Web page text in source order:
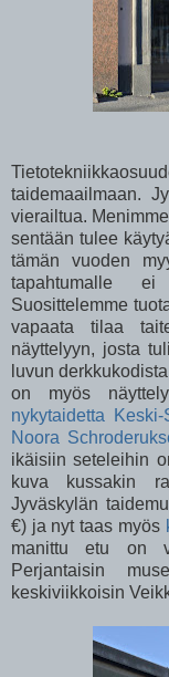
taidemaailmaan.
vierailtua.
sentään tulee
tämän vuoden
tapahtumalle
Suosittelemme
vapaata tilaa
näyttelyyn, josta
luvun
on myös
nykytaidetta
Noora
ikäisiin seteleihin
kuva kussakin
Jyväskylän
€) ja nyt taas myös
manittu etu on
Perjantaisin
keskiviikkoisin